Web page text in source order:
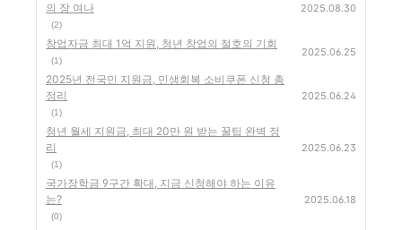
의 장 여나
(2)
2025.08.30
창업자금 최대 1억 지원, 청년 창업의 절호의 기회
(1)
2025.06.25
2025년 전국민 지원금, 민생회복 소비쿠폰 신청 총
정리
(1)
2025.06.24
청년 월세 지원금, 최대 20만 원 받는 꿀팁 완벽 정
리
(1)
2025.06.23
국가장학금 9구간 확대, 지금 신청해야 하는 이유
는?
(0)
2025.06.18